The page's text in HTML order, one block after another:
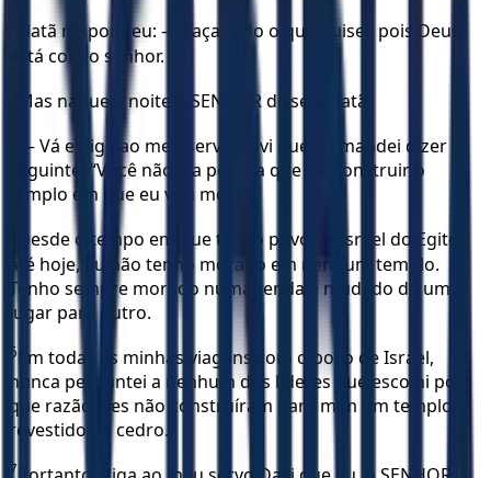
Natã respondeu: — Faça tudo o que quiser, pois Deus
está com o senhor.
Mas naquela noite o SENHOR disse a Natã:
— Vá e diga ao meu servo Davi que eu mandei dizer o
seguinte: “Você não é a pessoa que vai construir o
templo em que eu vou morar.
Desde o tempo em que tirei o povo de Israel do Egito
até hoje, eu não tenho morado em nenhum templo.
Tenho sempre morado numa tenda e mudado de um
lugar para outro.
6
Em todas as minhas viagens com o povo de Israel,
nunca perguntei a nenhum dos líderes que escolhi por
que razão eles não construíram para mim um templo
revestido de cedro.”
7